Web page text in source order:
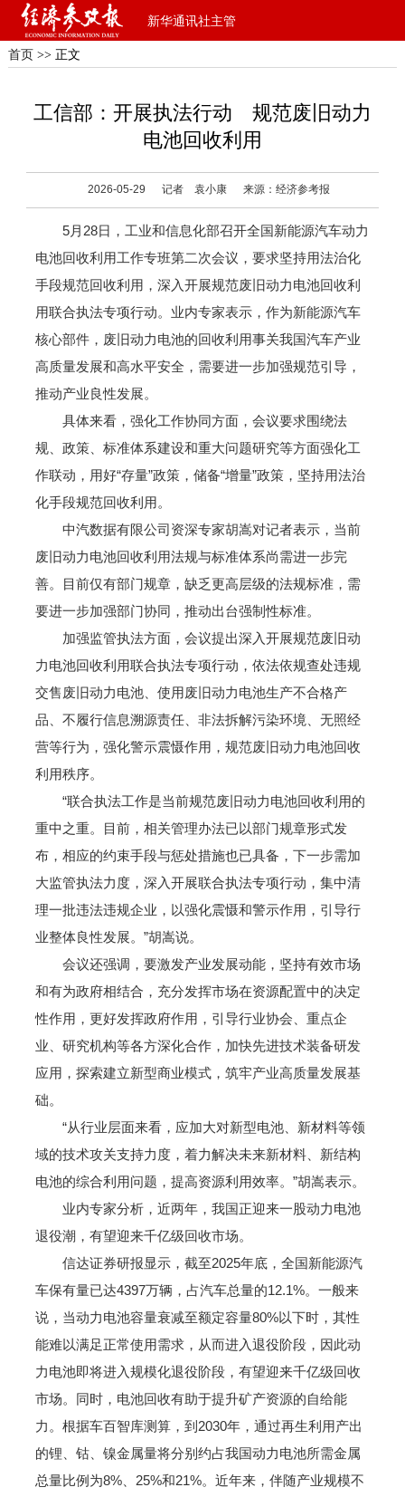
新华通讯社主管
首页 >> 正文
工信部：开展执法行动 规范废旧动力
电池回收利用
2026-05-29 记者 袁小康 来源：经济参考报
5月28日，工业和信息化部召开全国新能源汽车动力
电池回收利用工作专班第二次会议，要求坚持用法治化
手段规范回收利用，深入开展规范废旧动力电池回收利
用联合执法专项行动。业内专家表示，作为新能源汽车
核心部件，废旧动力电池的回收利用事关我国汽车产业
高质量发展和高水平安全，需要进一步加强规范引导，
推动产业良性发展。
具体来看，强化工作协同方面，会议要求围绕法
规、政策、标准体系建设和重大问题研究等方面强化工
作联动，用好“存量”政策，储备“增量”政策，坚持用法治
化手段规范回收利用。
中汽数据有限公司资深专家胡嵩对记者表示，当前
废旧动力电池回收利用法规与标准体系尚需进一步完
善。目前仅有部门规章，缺乏更高层级的法规标准，需
要进一步加强部门协同，推动出台强制性标准。
加强监管执法方面，会议提出深入开展规范废旧动
力电池回收利用联合执法专项行动，依法依规查处违规
交售废旧动力电池、使用废旧动力电池生产不合格产
品、不履行信息溯源责任、非法拆解污染环境、无照经
营等行为，强化警示震慑作用，规范废旧动力电池回收
利用秩序。
“联合执法工作是当前规范废旧动力电池回收利用的
重中之重。目前，相关管理办法已以部门规章形式发
布，相应的约束手段与惩处措施也已具备，下一步需加
大监管执法力度，深入开展联合执法专项行动，集中清
理一批违法违规企业，以强化震慑和警示作用，引导行
业整体良性发展。”胡嵩说。
会议还强调，要激发产业发展动能，坚持有效市场
和有为政府相结合，充分发挥市场在资源配置中的决定
性作用，更好发挥政府作用，引导行业协会、重点企
业、研究机构等各方深化合作，加快先进技术装备研发
应用，探索建立新型商业模式，筑牢产业高质量发展基
础。
“从行业层面来看，应加大对新型电池、新材料等领
域的技术攻关支持力度，着力解决未来新材料、新结构
电池的综合利用问题，提高资源利用效率。”胡嵩表示。
业内专家分析，近两年，我国正迎来一股动力电池
退役潮，有望迎来千亿级回收市场。
信达证券研报显示，截至2025年底，全国新能源汽
车保有量已达4397万辆，占汽车总量的12.1%。一般来
说，当动力电池容量衰减至额定容量80%以下时，其性
能难以满足正常使用需求，从而进入退役阶段，因此动
力电池即将进入规模化退役阶段，有望迎来千亿级回收
市场。同时，电池回收有助于提升矿产资源的自给能
力。根据车百智库测算，到2030年，通过再生利用产出
的锂、钴、镍金属量将分别约占我国动力电池所需金属
总量比例为8%、25%和21%。近年来，伴随产业规模不